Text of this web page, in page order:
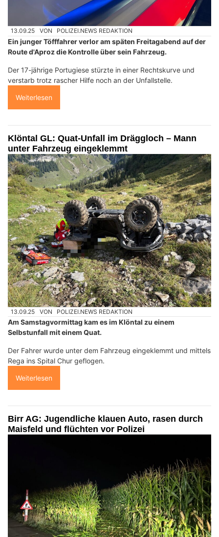
13.09.25 VON POLIZEI.NEWS REDAKTION
Ein junger Töfffahrer verlor am späten Freitagabend auf der
Route d'Aproz die Kontrolle über sein Fahrzeug.
Der 17-jährige Portugiese stürzte in einer Rechtskurve und
verstarb trotz rascher Hilfe noch an der Unfallstelle.
Weiterlesen
Klöntal GL: Quat-Unfall im Dräggloch – Mann
unter Fahrzeug eingeklemmt
13.09.25 VON POLIZEI.NEWS REDAKTION
Am Samstagvormittag kam es im Klöntal zu einem
Selbstunfall mit einem Quat.
Der Fahrer wurde unter dem Fahrzeug eingeklemmt und mittels
Rega ins Spital Chur geflogen.
Weiterlesen
Birr AG: Jugendliche klauen Auto, rasen durch
Maisfeld und flüchten vor Polizei